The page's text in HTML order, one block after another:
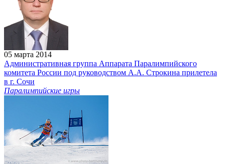
05 марта 2014
Административная группа Аппарата Паралимпийского
комитета России под руководством А.А. Строкина прилетела
в г. Сочи
Паралимпийские игры